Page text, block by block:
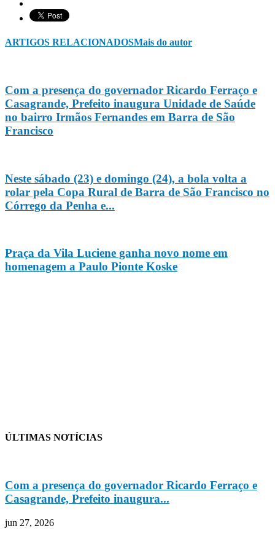
ARTIGOS RELACIONADOSMais do autor
Com a presença do governador Ricardo Ferraço e
Casagrande, Prefeito inaugura Unidade de Saúde
no bairro Irmãos Fernandes em Barra de São
Francisco
Neste sábado (23) e domingo (24), a bola volta a
rolar pela Copa Rural de Barra de São Francisco no
Córrego da Penha e...
Praça da Vila Luciene ganha novo nome em
homenagem a Paulo Pionte Koske
ÚLTIMAS NOTÍCIAS
Com a presença do governador Ricardo Ferraço e
Casagrande, Prefeito inaugura...
jun 27, 2026